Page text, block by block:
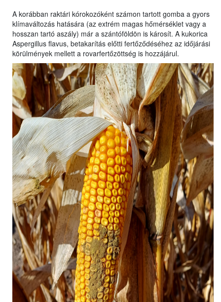
A korábban raktári kórokozóként számon tartott gomba a gyors
klímaváltozás hatására (az extrém magas hőmérséklet vagy a
hosszan tartó aszály) már a szántóföldön is károsít. A kukorica
Aspergillus flavus, betakarítás előtti fertőződéséhez az időjárási
körülmények mellett a rovarfertőzöttség is hozzájárul.